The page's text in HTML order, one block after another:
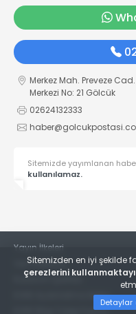
Merkez Mah. Preveze
Merkezi No: 21 Gölcük
02624132333
Sitemizde yayımlanan
kullanılamaz.
Yayın İlkeleri
Veri Politikası
Kullanım Şartları
KVKK Aydınlatma Metni
KVKK Bilgi Talep Formu
Sitemizden en iyi şekilde
çerezlerini
Detaylar